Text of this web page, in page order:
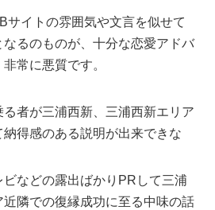
サイトの雰囲気や文言を似せて
るのものが、十分な恋愛アドバ
常に悪質です。
る者が三浦西新、三浦西新エリア
得感のある説明が出来できな
ビなどの露出ばかりPRして三浦
隣での復縁成功に至る中味の話